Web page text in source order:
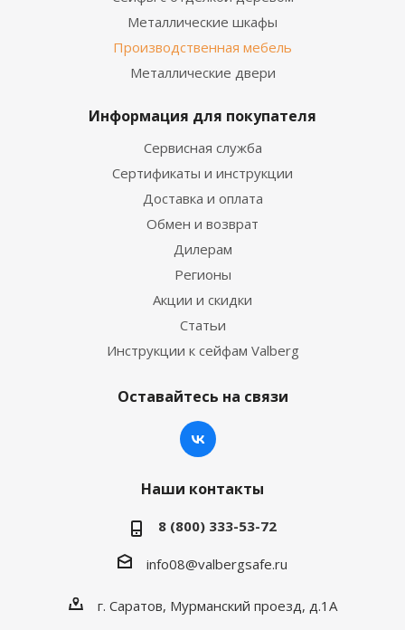
Металлические шкафы
Производственная мебель
Металлические двери
Информация для покупателя
Сервисная служба
Сертификаты и инструкции
Доставка и оплата
Обмен и возврат
Дилерам
Регионы
Акции и скидки
Статьи
Инструкции к сейфам Valberg
Оставайтесь на связи
Наши контакты
8 (800) 333-53-72
info08@valbergsafe.ru
г. Саратов, Мурманский проезд, д.1А